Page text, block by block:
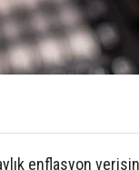
enflasyon